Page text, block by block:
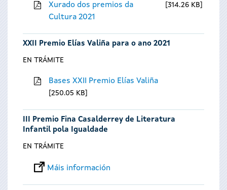
Xurado dos premios da
Cultura 2021
314.26 KB
XXII Premio Elías Valiña para o ano 2021
EN TRÁMITE
Bases XXII Premio Elías Valiña
250.05 KB
III Premio Fina Casalderrey de Literatura
Infantil pola Igualdade
EN TRÁMITE
Máis información